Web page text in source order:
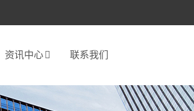
资讯中心 联系我们